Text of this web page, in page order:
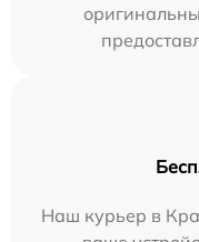
Наш курьер в